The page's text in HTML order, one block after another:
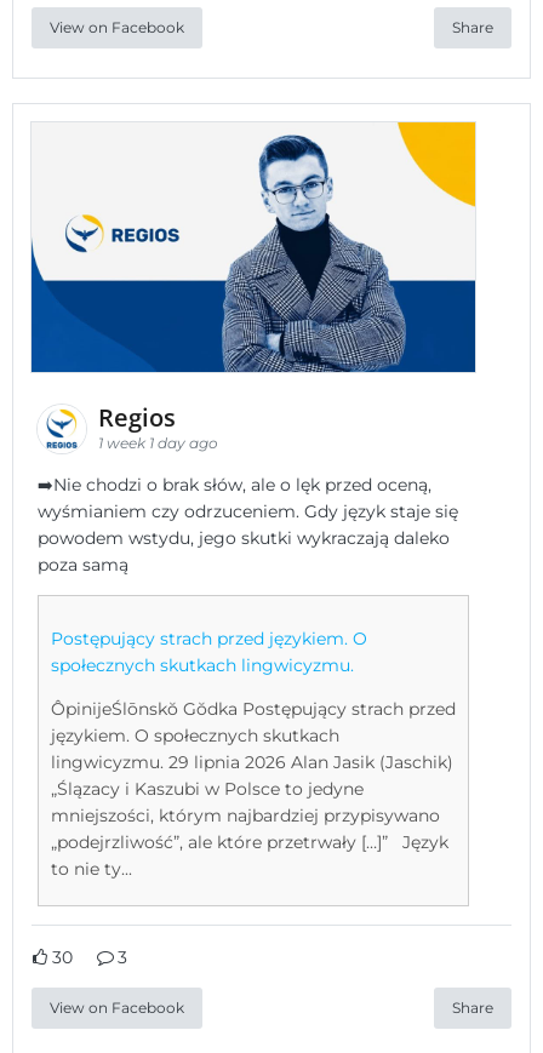
View on Facebook Share
Regios
1 week 1 day ago
➡️Nie chodzi o brak słów, ale o lęk przed oceną,
wyśmianiem czy odrzuceniem. Gdy język staje się
powodem wstydu, jego skutki wykraczają daleko
poza samą
Postępujący strach przed językiem. O
społecznych skutkach lingwicyzmu.
ÔpinijeŚlōnskŏ Gŏdka Postępujący strach przed
językiem. O społecznych skutkach
lingwicyzmu. 29 lipnia 2026 Alan Jasik (Jaschik)
„Ślązacy i Kaszubi w Polsce to jedyne
mniejszości, którym najbardziej przypisywano
„podejrzliwość”, ale które przetrwały […]” Język
to nie ty...
30 3
View on Facebook Share